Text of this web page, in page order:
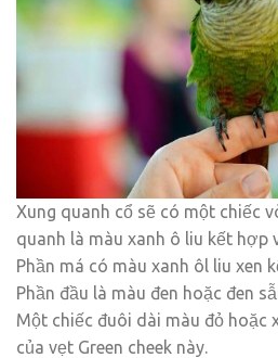
Xung quanh cổ sẽ có một chiếc
quanh là màu xanh ô liu kết hợp
Phần má có màu xanh ôl liu xen
Phần đầu là màu đen hoặc đen
Một chiếc đuôi dài màu đỏ hoặc
của vẹt Green cheek này.